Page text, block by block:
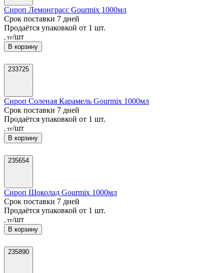
Сироп Лемонграсс Gourmix 1000мл
Срок поставки 7 дней
Продаётся упаковкой от 1 шт.
, тг/шт
В корзину
233725
Сироп Соленая Карамель Gourmix 1000мл
Срок поставки 7 дней
Продаётся упаковкой от 1 шт.
, тг/шт
В корзину
235654
Сироп Шоколад Gourmix 1000мл
Срок поставки 7 дней
Продаётся упаковкой от 1 шт.
, тг/шт
В корзину
235890